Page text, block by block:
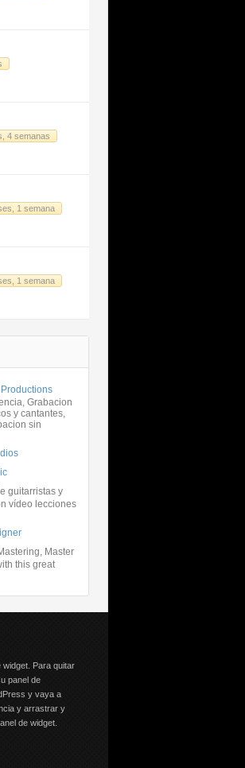
4 semanas
1 semana
1 semana
Grabacion
y cantantes,
sin
guitarristas y
vídeo lecciones
Master
this great
widget. Para quitar
panel de
y vaya a
y arrastrar y
de widget.